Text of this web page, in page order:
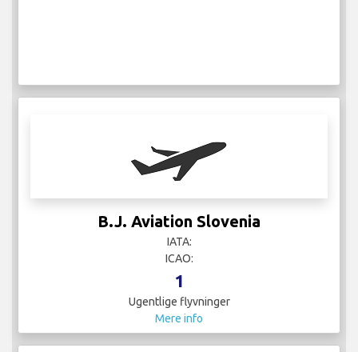
B.J. Aviation Slovenia
IATA:
ICAO:
1
Ugentlige flyvninger
Mere info